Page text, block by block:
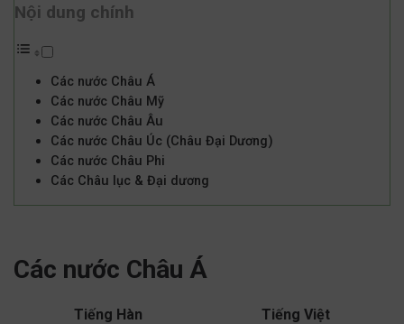
Nội dung chính
Các nước Châu Á
Các nước Châu Mỹ
Các nước Châu Âu
Các nước Châu Úc (Châu Đại Dương)
Các nước Châu Phi
Các Châu lục & Đại dương
Các nước Châu Á
Tiếng Hàn Tiếng Việt